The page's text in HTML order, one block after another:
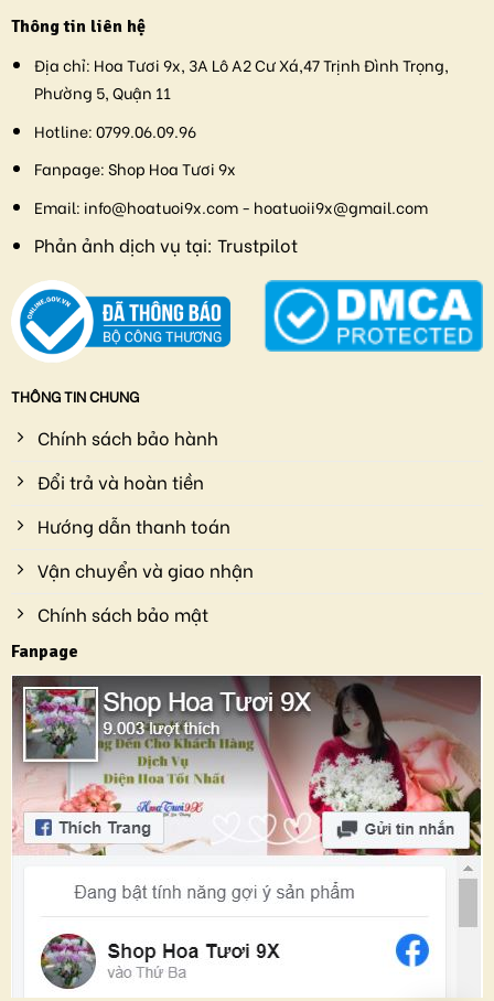
Thông tin liên hệ
Địa chỉ: Hoa Tươi 9x, 3A Lô A2 Cư Xá,47 Trịnh Đình Trọng,
Phường 5, Quận 11
Hotline:0799.06.09.96
Fanpage:Shop Hoa Tươi 9x
Email: info@hoatuoi9x.com - hoatuoii9x@gmail.com
Phản ảnh dịch vụ tại: Trustpilot
THÔNG TIN CHUNG
Chính sách bảo hành
Đổi trả và hoàn tiền
Hướng dẫn thanh toán
Vận chuyển và giao nhận
Chính sách bảo mật
Fanpage